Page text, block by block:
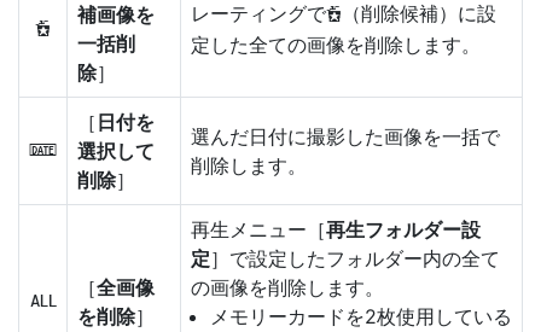
d
補画像を
一括削
除］
レーティングでd
（削除候補）に設
定した全ての画像を削除します。
i
［ 日付を
選択して
削除］
選んだ日付に撮影した画像を一括で
削除します。
R
［全画像
を削除］
再生メニュー［再生フォルダー設
定］で設定したフォルダー内の全て
の画像を削除します。
メモリーカードを2枚使用している